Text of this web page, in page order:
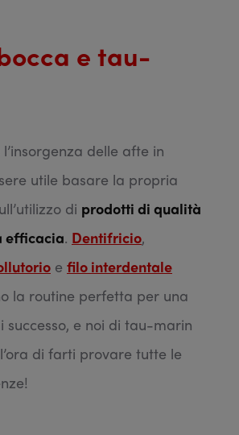
e tau-
delle afte in
utile basare la propria
di prodotti di qualità
efficacia. Dentifricio,
e filo interdentale
la routine perfetta per una
successo, e noi di tau-marin
di farti provare tutte le